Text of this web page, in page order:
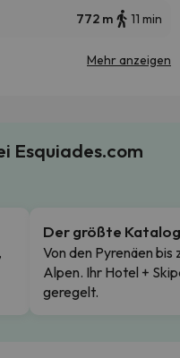
772 m 11 min
Mehr anzeigen
Esquiades.com
Der größte Katalog
Von den Pyrenäen bis
Alpen. Ihr Hotel +
geregelt.